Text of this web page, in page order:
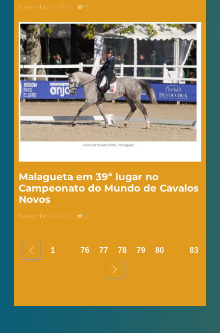
Novembro 3, 2022 0
Malagueta em 39º lugar no
Campeonato do Mundo de Cavalos
Novos
Novembro 3, 2022 0
1 76 77 78 79 80 83